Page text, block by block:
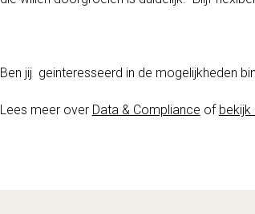
Ben jij geinteresseerd in de mogelijkheden
Lees meer over Data & Compliance of